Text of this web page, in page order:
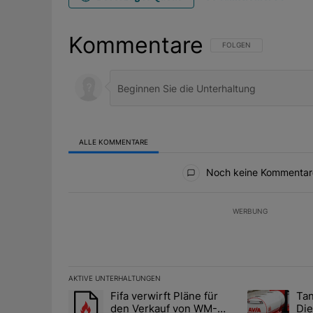
Kommentare FOLGE DIESER
FOLGEN
ALLE KOMMENTARE
Noch keine
WERBUNG
AKTIVE UNTERHALTUNGEN
Das Folgende ist eine Liste der am meisten
Ein Trendartikel mit dem Titel "Fifa verwirft Pläne für
Fifa verwirft Pläne für
den Verkauf von WM-
Ein